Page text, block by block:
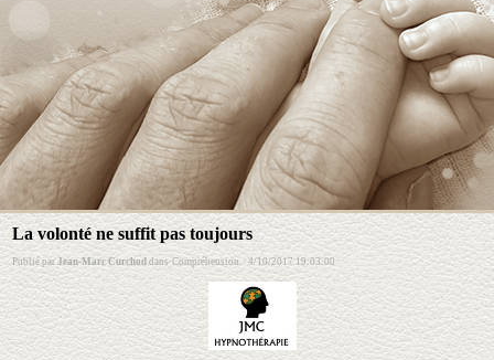
La volonté ne suffit pas toujours
Publié parJean-Marc Curchod dansCompréhension·4/10/2017 19:03:00